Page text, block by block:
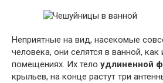
Неприятные на вид, насекомые
человека, они селятся в ванной, как
помещениях. Их тело удлиненной
крыльев, на конце растут три